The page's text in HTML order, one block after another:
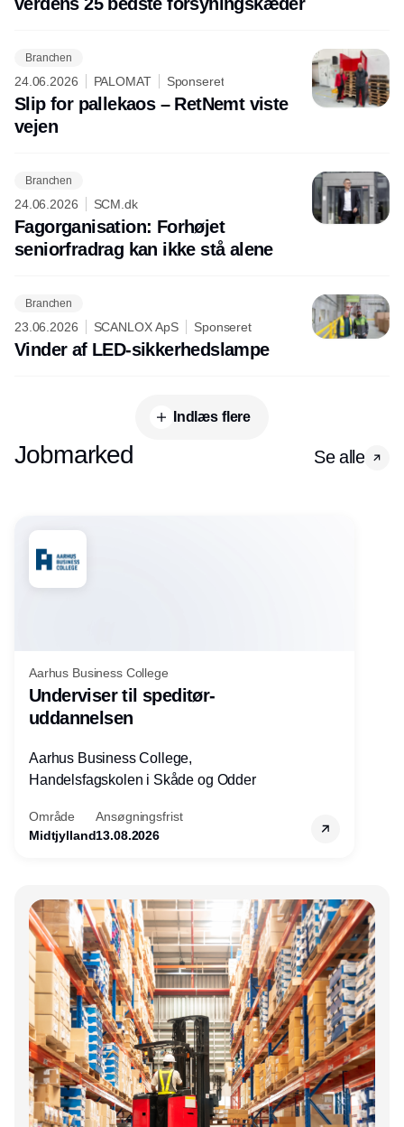
Branchen
24.06.2026 PALOMAT Sponseret
Slip for pallekaos – RetNemt viste
vejen
Branchen
24.06.2026 SCM.dk
Fagorganisation: Forhøjet
seniorfradrag kan ikke stå alene
Branchen
23.06.2026 SCANLOX ApS Sponseret
Vinder af LED-sikkerhedslampe
Indlæs flere
Jobmarked Se alle
Aarhus Business College
Underviser til speditør-
uddannelsen
Aarhus Business College,
Handelsfagskolen i Skåde og Odder
Område
Midtjylland
Ansøgningsfrist
13.08.2026
Annonce